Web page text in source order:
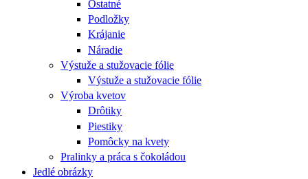
Ostatné
Podložky
Krájanie
Náradie
Výstuže a stužovacie fólie
Výstuže a stužovacie fólie
Výroba kvetov
Drôtiky
Piestiky
Pomôcky na kvety
Pralinky a práca s čokoládou
Jedlé obrázky